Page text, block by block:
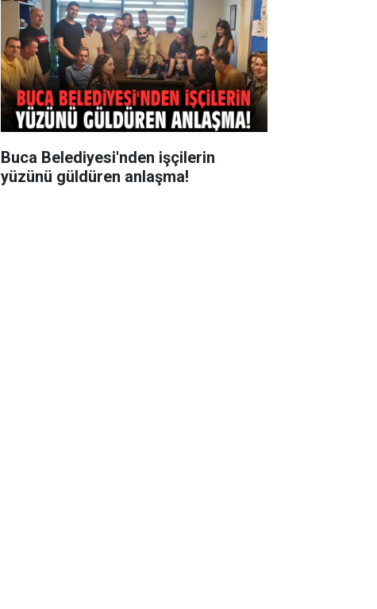
Buca Belediyesi'nden işçilerin
yüzünü güldüren anlaşma!